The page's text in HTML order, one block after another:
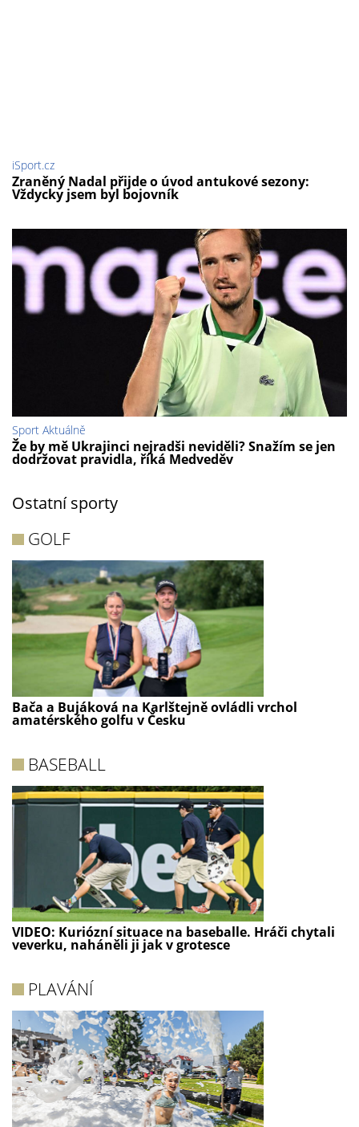
iSport.cz
Zraněný Nadal přijde o úvod antukové sezony:
Vždycky jsem byl bojovník
Sport Aktuálně
Že by mě Ukrajinci nejradši neviděli? Snažím se jen
dodržovat pravidla, říká Medveděv
Ostatní sporty
GOLF
Bača a Bujáková na Karlštejně ovládli vrchol
amatérského golfu v Česku
BASEBALL
VIDEO: Kuriózní situace na baseballe. Hráči chytali
veverku, naháněli ji jak v grotesce
PLAVÁNÍ